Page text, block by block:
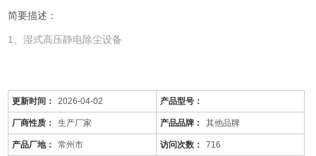
简要描述：
1、湿式高压静电除尘设备
更新时间： 2026-04-02 产品型号：
厂商性质： 生产厂家 产品品牌： 其他品牌
产品厂地： 常州市 访问次数： 716